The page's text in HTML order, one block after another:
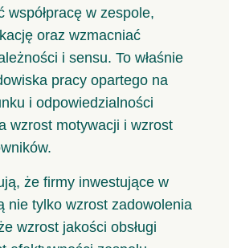
współpracę w zespole,
oraz wzmacniać
i sensu. To właśnie
pracy opartego na
i odpowiedzialności
wzrost motywacji i wzrost
że firmy inwestujące w
nie tylko wzrost zadowolenia
wzrost jakości obsługi